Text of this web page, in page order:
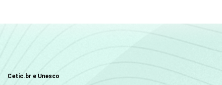
Cetic.br e Unesco